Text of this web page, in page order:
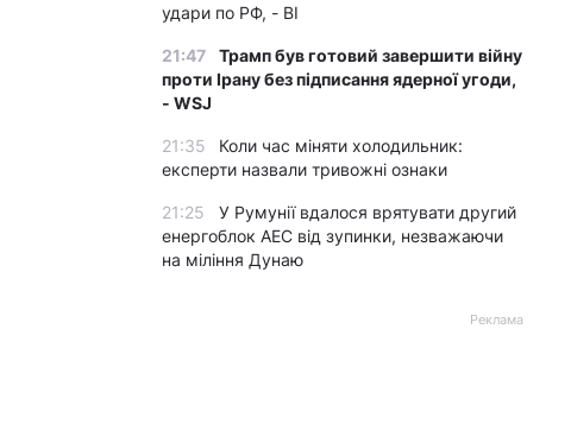
удари по РФ, - BI
21:47
Трамп був готовий завершити війну
проти Ірану без підписання ядерної угоди,
- WSJ
21:35
Коли час міняти холодильник:
експерти назвали тривожні ознаки
21:25
У Румунії вдалося врятувати другий
енергоблок АЕС від зупинки, незважаючи
на міління Дунаю
Реклама